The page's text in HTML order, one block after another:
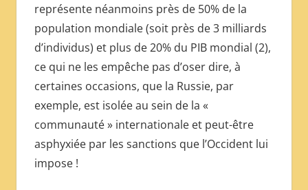
représente néanmoins près de 50% de la
population mondiale (soit près de 3 milliards
d’individus) et plus de 20% du PIB mondial (2),
ce qui ne les empêche pas d’oser dire, à
certaines occasions, que la Russie, par
exemple, est isolée au sein de la «
communauté » internationale et peut-être
asphyxiée par les sanctions que l’Occident lui
impose !